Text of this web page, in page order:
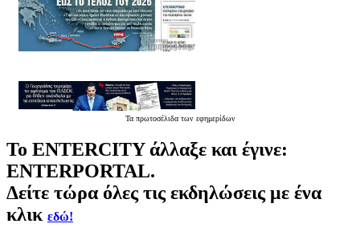
Τα πρωτοσέλιδατων εφημερίδων
Το ENTERCITYάλλαξε και έγινε:
ENTERPORTAL.
Δείτε τώρα όλες τις εκδηλώσεις με ένα
κλικ εδώ!